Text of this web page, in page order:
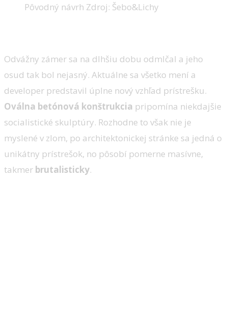
Pôvodný návrh Zdroj: Šebo&Lichy
Odvážny zámer sa na dlhšiu dobu odmlčal a jeho
osud tak bol nejasný. Aktuálne sa všetko mení a
developer predstavil úplne nový vzhľad prístrešku.
Oválna betónová konštrukcia pripomína niekdajšie
socialistické skulptúry. Rozhodne to však nie je
myslené v zlom, po architektonickej stránke sa jedná o
unikátny prístrešok, no pôsobí pomerne masívne,
takmer brutalisticky.